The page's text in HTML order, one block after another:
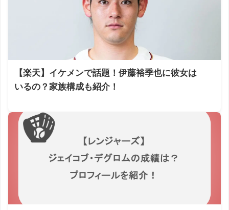
【楽天】イケメンで話題！伊藤裕季也に彼女は
いるの？家族構成も紹介！